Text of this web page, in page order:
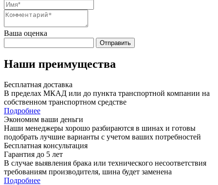
Ваша оценка
Отправить
Наши преимущества
Бесплатная доставка
В пределах МКАД или до пункта транспортной компании на
собственном транспортном средстве
Подробнее
Экономим ваши деньги
Наши менеджеры хорошо разбираются в шинах и готовы
подобрать лучшие варианты с учетом ваших потребностей
Бесплатная консультация
Гарантия до 5 лет
В случае выявления брака или технического несоответствия
требованиям производителя, шина будет заменена
Подробнее